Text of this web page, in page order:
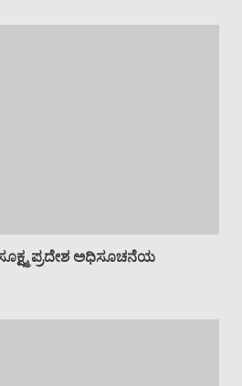
ಪ್ರದೇಶ ಅಧಿಸೂಚನೆಯ